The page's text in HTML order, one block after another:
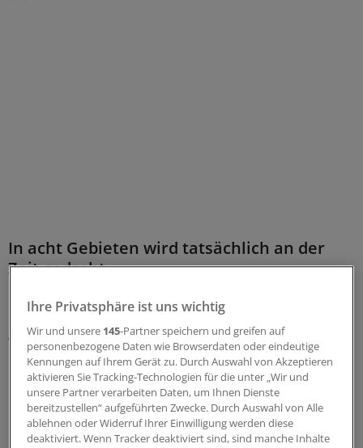
In acht Gebieten wird tatsächlich an der
Zeit gedreht
Letztlich seien es nur acht Fächer von den aktuell 52
Facharztweiterbildungen, in denen sich künftig die
Weiterbildungszeit verkürzen würde:
Anatomie (von 48 auf 36 Monate)
Hygiene und Umweltmedizin (von 60 auf 48
Monate)
Ihre Privatsphäre ist uns wichtig
Wir und unsere 145-Partner speichern und greifen auf
personenbezogene Daten wie Browserdaten oder eindeutige
Kennungen auf Ihrem Gerät zu. Durch Auswahl von Akzeptieren
aktivieren Sie Tracking-Technologien für die unter „Wir und
unsere Partner verarbeiten Daten, um Ihnen Dienste
bereitzustellen“ aufgeführten Zwecke. Durch Auswahl von Alle
ablehnen oder Widerruf Ihrer Einwilligung werden diese
deaktiviert. Wenn Tracker deaktiviert sind, sind manche Inhalte